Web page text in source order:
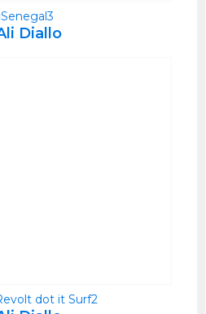
Diallo
dot it Surf2